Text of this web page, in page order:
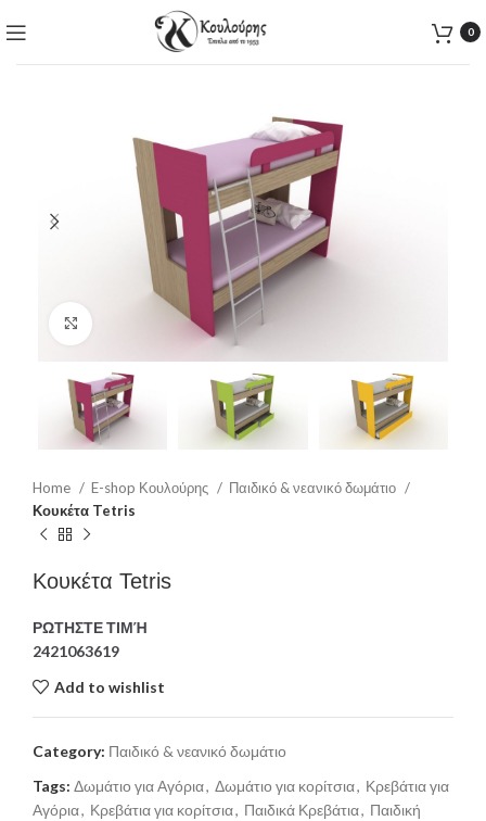
0
Click to enlarge
Home E-shop Κουλούρης
Παιδικό & νεανικό δωμάτιο
Κουκέτα Tetris
Κουκέτα Tetris
ΡΩΤΗΣΤΕ ΤΙΜΉ
2421063619
Add to wishlist
Category: Παιδικό & νεανικό δωμάτιο
Tags: Δωμάτιο για Αγόρια, Δωμάτιο για κορίτσια, Κρεβάτια για
Αγόρια, Κρεβάτια για κορίτσια, Παιδικά Κρεβάτια, Παιδική